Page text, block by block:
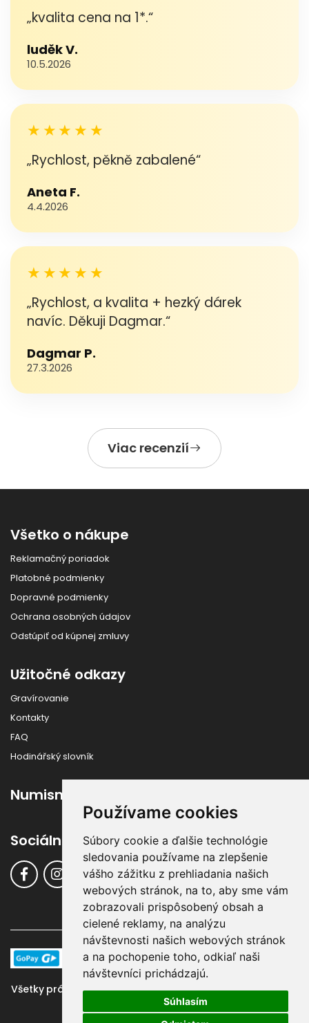
Používame cookies
Súbory cookie a ďalšie technológie
sledovania používame na zlepšenie
vášho zážitku z prehliadania našich
webových stránok, na to, aby sme vám
zobrazovali prispôsobený obsah a
cielené reklamy, na analýzu
návštevnosti našich webových stránok
a na pochopenie toho, odkiaľ naši
návštevníci prichádzajú.
Súhlasím
„kvalita cena na 1*.“
luděk V.
10.5.2026
★★★★★
„Rychlost, pěkně zabalené“
Aneta F.
4.4.2026
★★★★★
„Rychlost, a kvalita + hezký dárek
navíc. Děkuji Dagmar.“
Dagmar P.
27.3.2026
Viac recenzií
Všetko o nákupe
Reklamačný poriadok
Platobné podmienky
Dopravné podmienky
Ochrana osobných údajov
Odstúpiť od kúpnej zmluvy
Užitočné odkazy
Gravírovanie
Kontakty
FAQ
Hodinářský slovník
Numismatika
Sociálne siete
Všetky práva vyhradené ©Klenoty-Buran.sk, 2016 - 2024 |
GraphicSite.cz